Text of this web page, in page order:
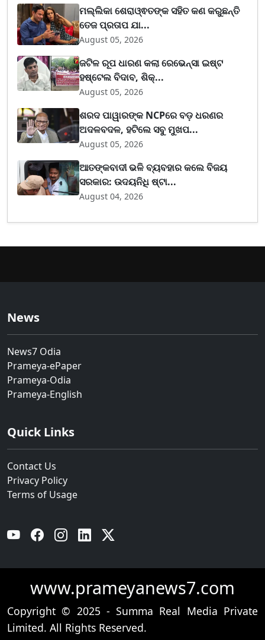
ମଲ୍ଲିକା ଶେରାଓ୍ଵତଙ୍କ ସହିତ କଣ କରୁଛନ୍ତି
ତେଜ ପ୍ରତାପ ଯା...
August 05, 2026
ଜଟିଳ ରୂପ ଧାରଣ କଲା ରେଭେନ୍ସା ଇଷ୍ଟ
ହଷ୍ଟେଲ ବିଦାବ, ଶିକ୍...
August 05, 2026
ଶରଦ ପାୱାରଙ୍କ NCPରେ ବଡ଼ ଧରଣର
ଅଦଳବଦଳ, ହଟିଲେ ସବୁ ମୁଖପ...
August 05, 2026
ଆତଙ୍କବାଦୀ ଭଳି ବ୍ୟବହାର କଲେ ବିଜୟ
ସରକାର: ଉଦୟନିଧି ଷ୍ଟା...
August 04, 2026
News
News7 Odia
Prameya-ePaper
Prameya-Odia
Prameya-English
Quick Links
Contact Us
Privacy Policy
Terms of Usage
YouTube Facebook Instagram Linkedin
www.prameyanews7.com
Copyright © 2025 - Summa Real Media Private
Limited. All Rights Reserved.